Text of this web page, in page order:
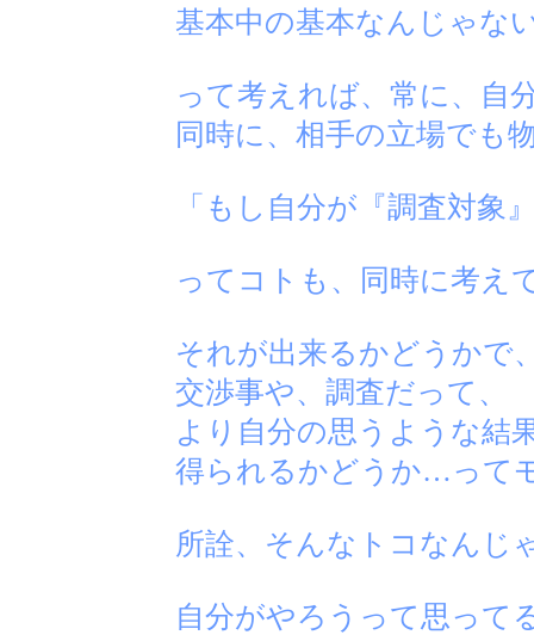
基本中の基本なんじゃな
って考えれば、常に、自
同時に、相手の立場でも
「もし自分が『調査対
ってコトも、同時に考え
それが出来るかどうかで
交渉事や、調査だって、
より自分の思うような結
得られるかどうか…って
所詮、そんなトコなんじ
自分がやろうって思って